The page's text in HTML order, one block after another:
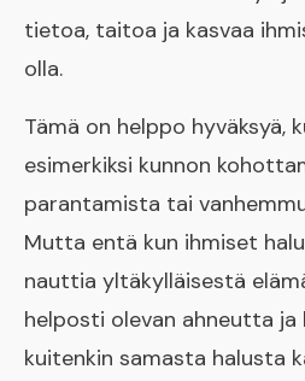
tietoa, taitoa ja kasvaa
olla.
Tämä on helppo hyväksyä,
esimerkiksi kunnon
parantamista tai
Mutta entä kun ihmiset
nauttia yltäkylläisestä
helposti olevan ahneutta ja
kuitenkin samasta halusta